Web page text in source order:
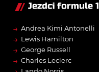
Jezdci formule 1
→ Andrea Kimi Antonelli
→ Lewis Hamilton
→ George Russell
→ Charles Leclerc